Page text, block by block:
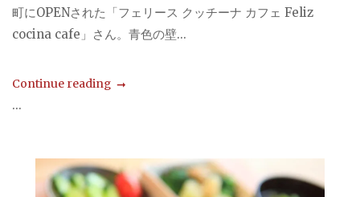
町にOPENされた「フェリース クッチーナ カフェ Feliz
cocina cafe」さん。青色の壁...
Continue reading
...